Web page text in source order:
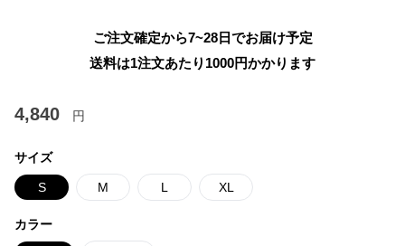
ご注文確定から7~28日でお届け予定
送料は1注文あたり 1000円かかります
4,840 円
サイズ
S M L XL
カラー